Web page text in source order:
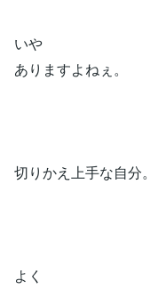
いや
ありますよねぇ。
切りかえ上手な自分。
よく